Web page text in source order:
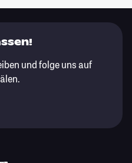
und folge uns auf